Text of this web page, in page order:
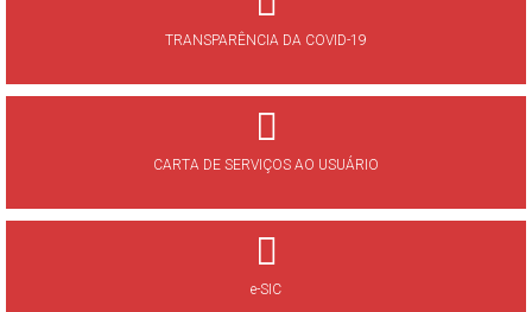
TRANSPARÊNCIA DA COVID-19
CARTA DE SERVIÇOS AO USUÁRIO
e-SIC